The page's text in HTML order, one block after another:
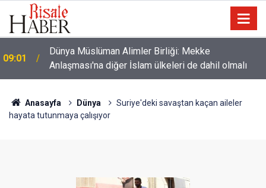
09:01
Dünya Müslüman Alimler Birliği: Mekke
Anlaşması'na diğer İslam ülkeleri de dahil olmalı
Anasayfa Dünya
Suriye'deki savaştan kaçan aileler
hayata tutunmaya çalışıyor